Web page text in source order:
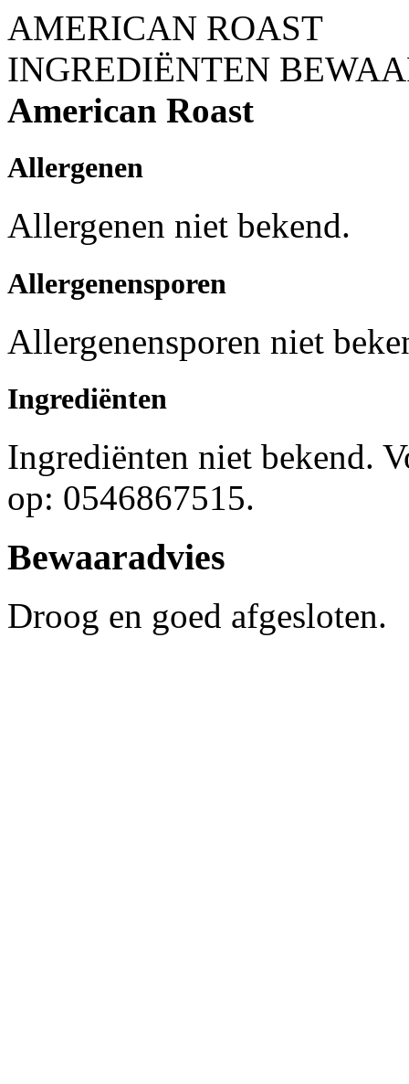
AMERICAN ROAST
INGREDIËNTEN
American Roast
Allergenen
Allergenen niet bekend.
Allergenensporen
Allergenensporen niet
Ingrediënten
Ingrediënten niet bekend.
op: 0546867515.
Bewaaradvies
Droog en goed afgesloten.